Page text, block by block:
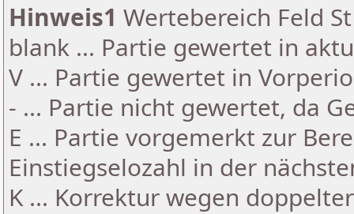
Hinweis1 Wertebereich Feld
blank ... Partie gewertet in
V ... Partie gewertet in
- ... Partie nicht gewertet, da
E ... Partie vorgemerkt zur
Einstiegselozahl in der
K ... Korrektur wegen